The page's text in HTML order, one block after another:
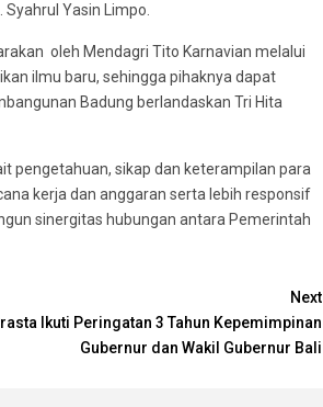
Yasin Limpo.
oleh Mendagri Tito Karnavian melalui
ilmu baru, sehingga pihaknya dapat
Badung berlandaskan Tri Hita
pengetahuan, sikap dan keterampilan para
kerja dan anggaran serta lebih responsif
sinergitas hubungan antara Pemerintah
Next
Ikuti Peringatan 3 Tahun Kepemimpinan
Gubernur dan Wakil Gubernur Bali